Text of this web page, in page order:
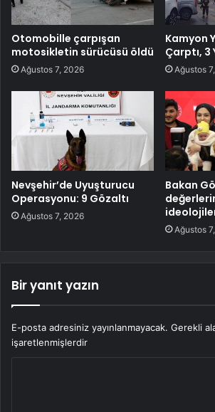
Otomobille çarpışan
motosikletin sürücüsü öldü
Ağustos 7, 2026
Kamyon
Çarptı, 3
Ağustos
Nevşehir’de Uyuşturucu
Operasyonu: 9 Gözaltı
Ağustos 7, 2026
Bakan
Ağustos
Bir yanıt yazın
E-posta adresiniz yayınlanmayacak. Gerekli
işaretlenmişlerdir